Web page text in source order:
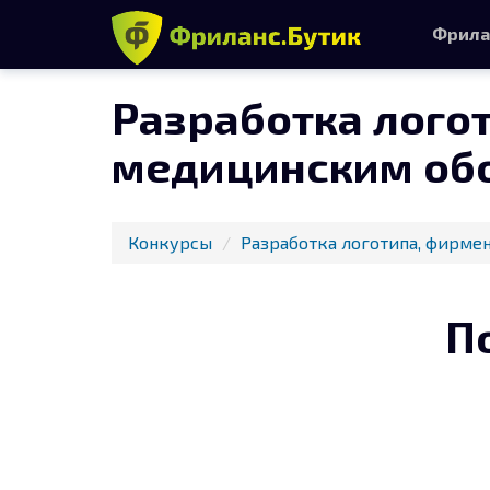
Разработка
медицинским
Конкурсы Разработка логотипа,